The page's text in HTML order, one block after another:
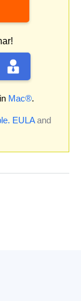
Mac®.
EULAand